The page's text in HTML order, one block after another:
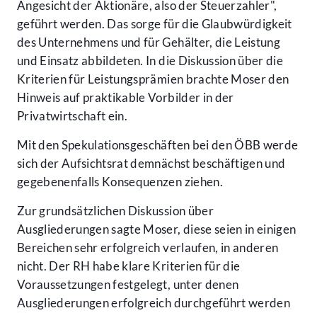
Angesicht der Aktionäre, also der Steuerzahler",
geführt werden. Das sorge für die Glaubwürdigkeit
des Unternehmens und für Gehälter, die Leistung
und Einsatz abbildeten. In die Diskussion über die
Kriterien für Leistungsprämien brachte Moser den
Hinweis auf praktikable Vorbilder in der
Privatwirtschaft ein.
Mit den Spekulationsgeschäften bei den ÖBB werde
sich der Aufsichtsrat demnächst beschäftigen und
gegebenenfalls Konsequenzen ziehen.
Zur grundsätzlichen Diskussion über
Ausgliederungen sagte Moser, diese seien in einigen
Bereichen sehr erfolgreich verlaufen, in anderen
nicht. Der RH habe klare Kriterien für die
Voraussetzungen festgelegt, unter denen
Ausgliederungen erfolgreich durchgeführt werden